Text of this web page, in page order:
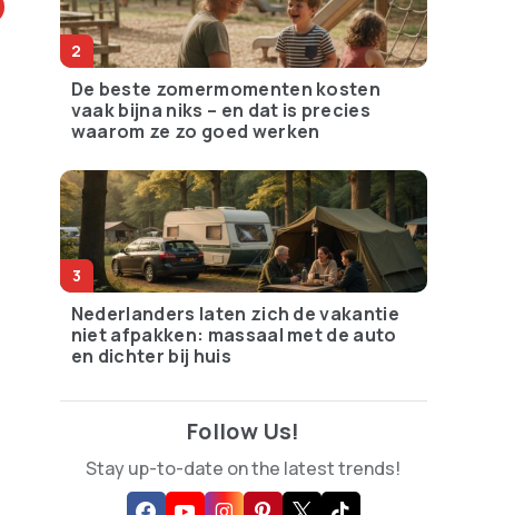
De beste zomermomenten kosten
vaak bijna niks – en dat is precies
waarom ze zo goed werken
Nederlanders laten zich de vakantie
niet afpakken: massaal met de auto
en dichter bij huis
Follow Us!
Stay up-to-date on the latest trends!